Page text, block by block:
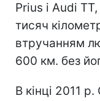
Prius і Audi
тисяч
втручанням
600 км. без
В кінці 2011